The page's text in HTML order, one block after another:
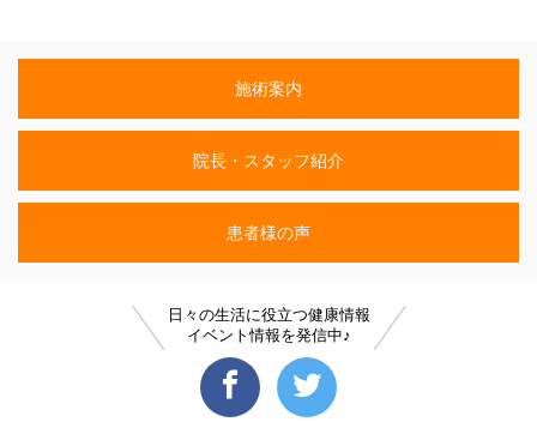
施術案内
院長・スタッフ紹介
患者様の声
日々の生活に役立つ健康情報
イベント情報を発信中♪